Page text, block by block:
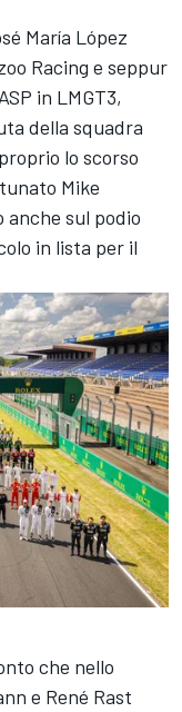
María López
Racing e seppur
in LMGT3,
della squadra
lo scorso
Mike
anche sul podio
in lista per il
che nello
e René Rast